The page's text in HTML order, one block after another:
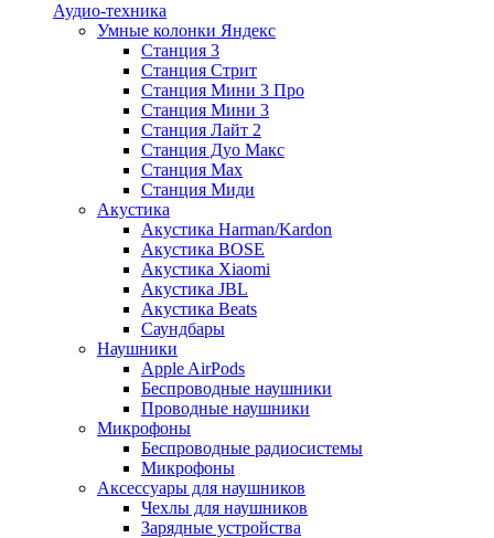
Аудио-техника
Умные колонки Яндекс
Станция 3
Станция Стрит
Станция Мини 3 Про
Станция Мини 3
Станция Лайт 2
Станция Дуо Макс
Станция Max
Станция Миди
Акустика
Акустика Harman/Kardon
Акустика BOSE
Акустика Xiaomi
Акустика JBL
Акустика Beats
Саундбары
Наушники
Apple AirPods
Беспроводные наушники
Проводные наушники
Микрофоны
Беспроводные радиосистемы
Микрофоны
Аксессуары для наушников
Чехлы для наушников
Зарядные устройства